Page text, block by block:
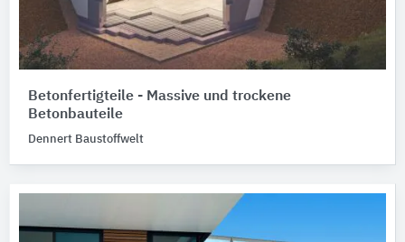
Betonfertigteile - Massive und trockene
Betonbauteile
Dennert Baustoffwelt